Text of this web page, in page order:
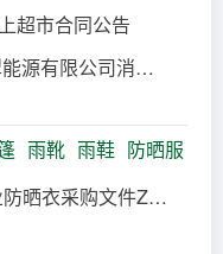
18小时前
超市合同公告
19小时前
YT202607-024231/01伊泰伊犁能源有限公司消防大队7月消防
20小时前
雨靴 雨鞋 防晒服
中钨高新2026年8月瑶岗仙矿业防晒衣采购文件ZJB014